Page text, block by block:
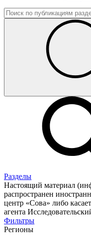
Разделы
Настоящий материал
распространен
центр «Сова» либо
агента
Фильтры
Регионы